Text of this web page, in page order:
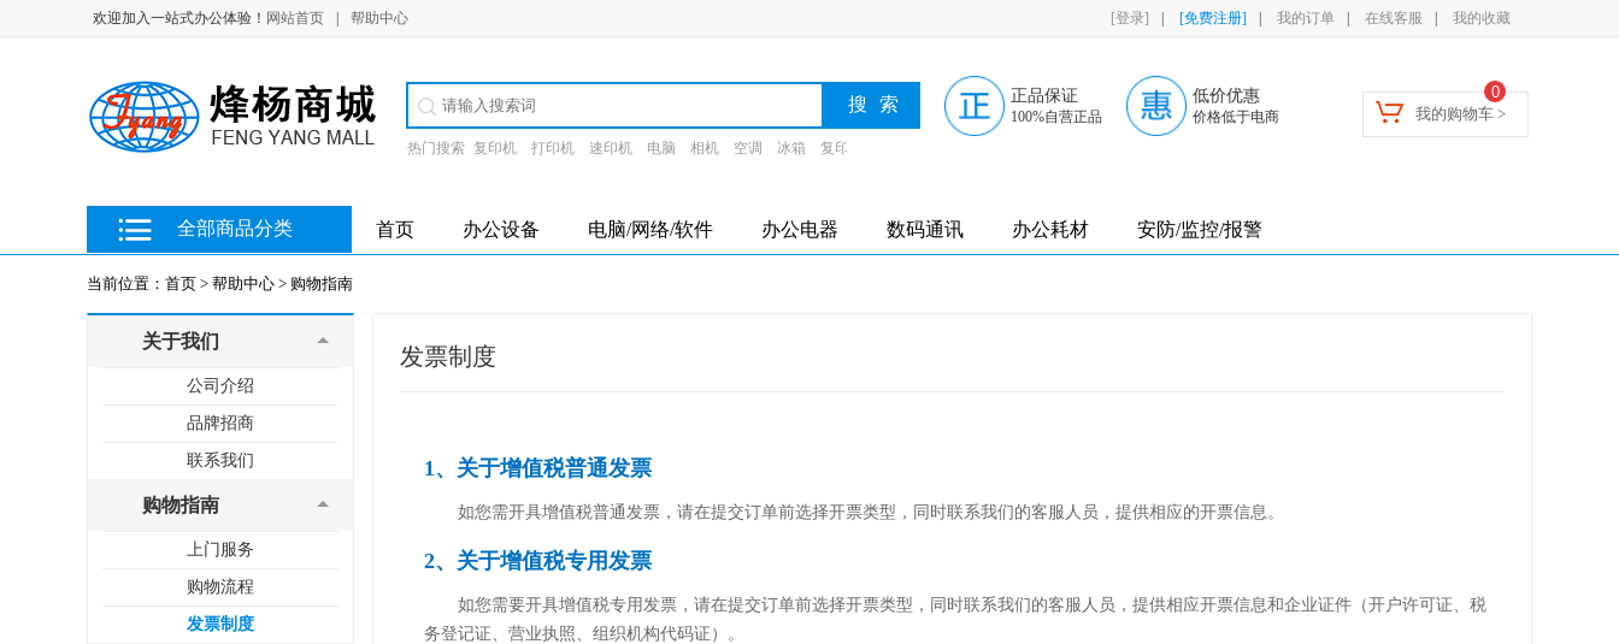
欢迎加入一站式办公体验！ 网站首页 帮助中心 [登录] [免费注册] 我的订单 在线客服 我的收藏
热门搜索 复印机 打印机 速印机 电脑 相机 空调 冰箱 复印纸
正品保证
100%自营正品
低价优惠
价格低于电商 我的购物车 >
0
全部商品分类 首页 办公设备 电脑/网络/软件 办公电器 数码通讯 办公耗材 安防/监控/报警
当前位置： 首页 > 帮助中心 > 购物指南
关于我们
公司介绍
品牌招商
联系我们
购物指南
上门服务
购物流程
发票制度
发票制度
1、关于增值税普通发票
如您需开具增值税普通发票，请在提交订单前选择开票类型，同时联系我们的客服人员，提供相应的开票信息。
2、关于增值税专用发票
如您需要开具增值税专用发票，请在提交订单前选择开票类型，同时联系我们的客服人员，提供相应开票信息和企业证件（开户许可证、税
务登记证、营业执照、组织机构代码证）。